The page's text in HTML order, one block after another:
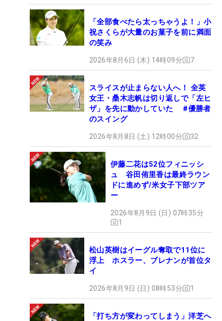
「全部食べたら太っちゃうよ！」小
祝さくらが大量のお菓子を前に満面
の笑み
2026年8月6日 (木) 14時09分 7
スライスが止まらない人へ！ 全英
女王・桑木志帆は切り返しで「左ヒ
ザ」を先に動かしていた #優勝者
のスイング
2026年8月8日 (土) 12時00分 32
伊藤二花は52位フィニッシ
ュ 谷田侑里香は最終ラウン
ドに進めず/米女子下部ツア
ー
2026年8月9日 (日) 07時35分
1
松山英樹はイーグル奪取で11位に
浮上 ホスラー、ブレナンが首位タ
イ
2026年8月9日 (日) 08時53分 1
「打ち方が変わってしまう」洋芝へ